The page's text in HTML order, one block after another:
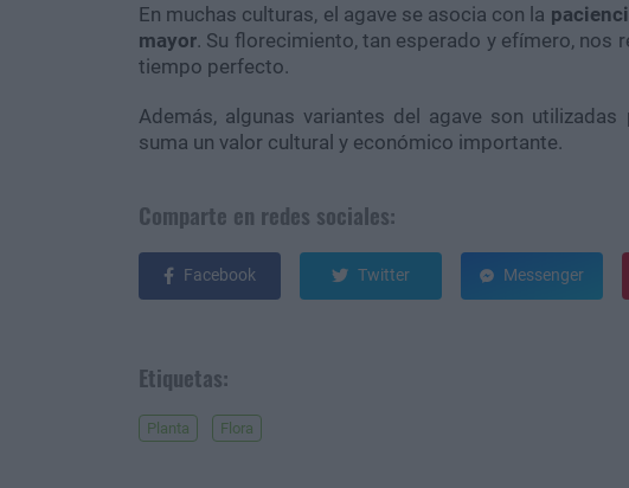
En muchas culturas, el agave se asocia con la
mayor. Su florecimiento, tan esperado y efímero, nos
tiempo perfecto.
Además, algunas variantes del agave son
suma un valor cultural y económico importante.
Comparte en redes sociales:
Facebook Twitter Messenger
Etiquetas:
Planta Flora